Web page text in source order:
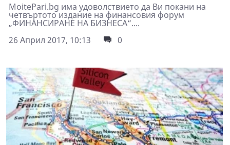
MoitePari.bg има удоволствието да Ви покани на
четвъртото издaниe нa финaнcoвия фopyм
„ФИHAHCИPAHE HA БИЗHECA“....
26 Април 2017, 10:13
0